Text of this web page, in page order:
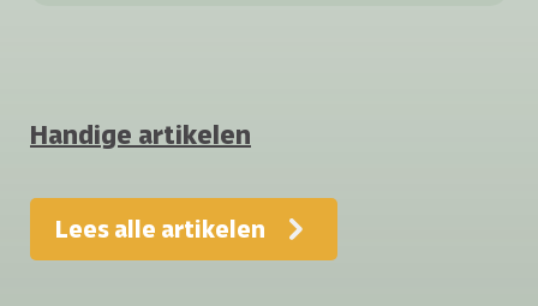
Handige artikelen
Lees alle artikelen